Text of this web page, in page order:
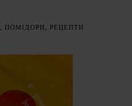
ПОМІДОРИ
РЕЦЕПТИ